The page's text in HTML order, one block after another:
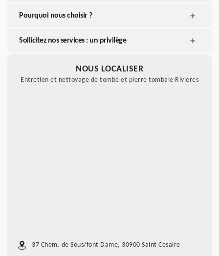
Pourquoi nous choisir ?
Sollicitez nos services : un privilège
NOUS LOCALISER
Entretien et nettoyage de tombe et pierre tombale Rivieres
37 Chem. de Sous/font Dame, 30900 Saint Cesaire